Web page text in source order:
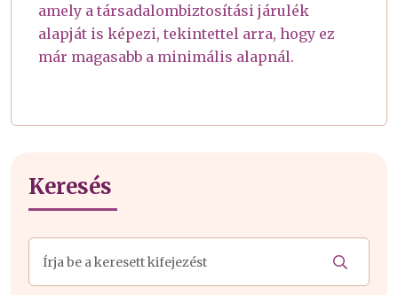
amely a társadalombiztosítási járulék
alapját is képezi, tekintettel arra, hogy ez
már magasabb a minimális alapnál.
Keresés